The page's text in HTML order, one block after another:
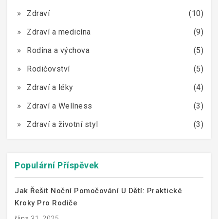
Zdraví
(10)
Zdraví a medicína
(9)
Rodina a výchova
(5)
Rodičovství
(5)
Zdraví a léky
(4)
Zdraví a Wellness
(3)
Zdraví a životní styl
(3)
Populární Příspěvek
Jak Řešit Noční Pomočování U Dětí: Praktické
Kroky Pro Rodiče